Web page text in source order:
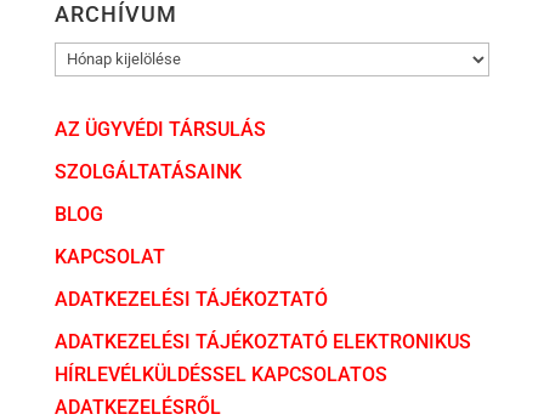
ARCHÍVUM
ARCHÍVUM
AZ ÜGYVÉDI TÁRSULÁS
SZOLGÁLTATÁSAINK
BLOG
KAPCSOLAT
ADATKEZELÉSI TÁJÉKOZTATÓ
ADATKEZELÉSI TÁJÉKOZTATÓ ELEKTRONIKUS
HÍRLEVÉLKÜLDÉSSEL KAPCSOLATOS
ADATKEZELÉSRŐL